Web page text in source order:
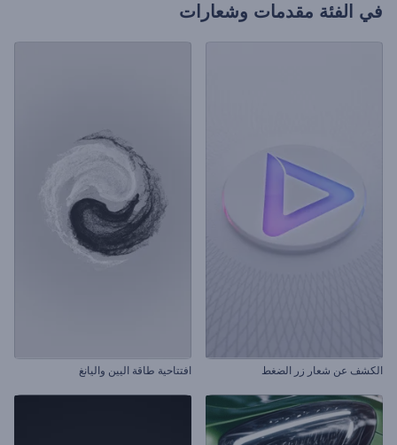
في الفئة مقدمات وشعارات
الكشف عن شعار زر الضغط افتتاحية طاقة اليين واليانغ